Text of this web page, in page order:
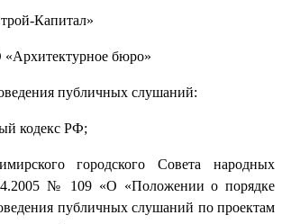
Капитал»
бюро»
публичных слушаний:
кодекс РФ;
городского Совета народных
№ 109 «О «Положении о порядке
публичных слушаний по проектам